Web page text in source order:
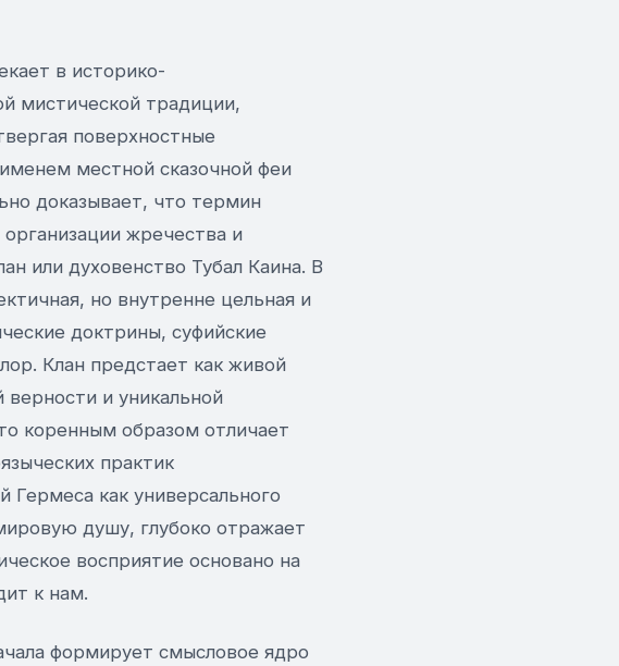
в историко-
мистической традиции,
поверхностные
местной сказочной феи
доказывает, что термин
жречества и
или духовенство Тубал Каина. В
но внутренне цельная и
доктрины, суфийские
Клан предстает как живой
и уникальной
коренным образом отличает
практик
как универсального
душу, глубоко отражает
восприятие основано на
к нам.
формирует смысловое ядро